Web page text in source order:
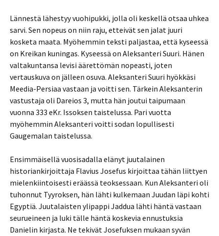
Lännestä lähestyy vuohipukki, jolla oli keskellä otsaa uhkea
sarvi. Sen nopeus on niin raju, etteivät sen jalat juuri
kosketa maata. Myöhemmin teksti paljastaa, että kyseessä
on Kreikan kuningas. Kyseessä on Aleksanteri Suuri. Hänen
valtakuntansa levisi äärettömän nopeasti, joten
vertauskuva on jälleen osuva. Aleksanteri Suuri hyökkäsi
Meedia-Persiaa vastaan ja voitti sen. Tärkein Aleksanterin
vastustaja oli Dareios 3, mutta hän joutui taipumaan
vuonna 333 eKr. Issoksen taistelussa. Pari vuotta
myöhemmin Aleksanteri voitti sodan lopullisesti
Gaugemalan taistelussa.
Ensimmäisellä vuosisadalla elänyt juutalainen
historiankirjoittaja Flavius Josefus kirjoittaa tähän liittyen
mielenkiintoisesti eräässä teoksessaan. Kun Aleksanteri oli
tuhonnut Tyyroksen, hän lähti kulkemaan Juudan läpi kohti
Egyptiä. Juutalaisten ylipappi Jaddua lähti häntä vastaan
seurueineen ja luki tälle häntä koskevia ennustuksia
Danielin kirjasta. Ne tekivät Josefuksen mukaan syvän